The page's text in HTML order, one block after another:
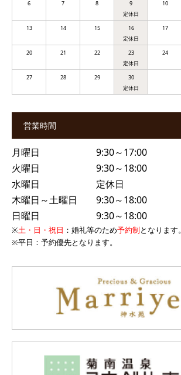
6 7 8 9 10
13 14 15 16 17
20 21 22 23 24
27 28 29 30
営業時間
月曜日 9:30～17:00
火曜日 9:30～18:00
水曜日 定休日
木曜日～土曜日 9:30～18:00
日曜日 9:30～18:00
※土・日・祝日 ：婚礼等のため予約制となります。
※平日 ：予約優先となります。